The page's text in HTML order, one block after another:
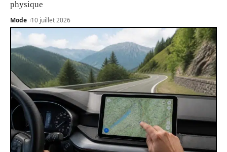
physique
Mode 10 juillet 2026